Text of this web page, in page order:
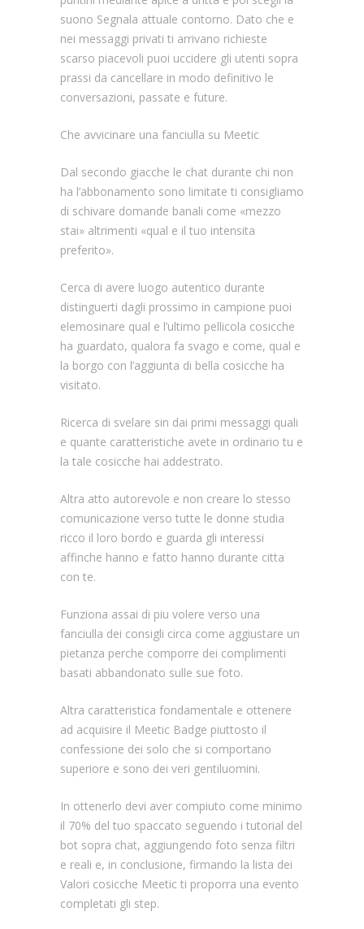
suono Segnala attuale contorno. Dato che e
nei messaggi privati ti arrivano richieste
scarso piacevoli puoi uccidere gli utenti sopra
prassi da cancellare in modo definitivo le
conversazioni, passate e future.
Che avvicinare una fanciulla su Meetic
Dal secondo giacche le chat durante chi non
ha l’abbonamento sono limitate ti consigliamo
di schivare domande banali come «mezzo
stai» altrimenti «qual e il tuo intensita
preferito».
Cerca di avere luogo autentico durante
distinguerti dagli prossimo in campione puoi
elemosinare qual e l’ultimo pellicola cosicche
ha guardato, qualora fa svago e come, qual e
la borgo con l’aggiunta di bella cosicche ha
visitato.
Ricerca di svelare sin dai primi messaggi quali
e quante caratteristiche avete in ordinario tu e
la tale cosicche hai addestrato.
Altra atto autorevole e non creare lo stesso
comunicazione verso tutte le donne studia
ricco il loro bordo e guarda gli interessi
affinche hanno e fatto hanno durante citta
con te.
Funziona assai di piu volere verso una
fanciulla dei consigli circa come aggiustare un
pietanza perche comporre dei complimenti
basati abbandonato sulle sue foto.
Altra caratteristica fondamentale e ottenere
ad acquisire il Meetic Badge piuttosto il
confessione dei solo che si comportano
superiore e sono dei veri gentiluomini.
In ottenerlo devi aver compiuto come minimo
il 70% del tuo spaccato seguendo i tutorial del
bot sopra chat, aggiungendo foto senza filtri
e reali e, in conclusione, firmando la lista dei
Valori cosicche Meetic ti proporra una evento
completati gli step.